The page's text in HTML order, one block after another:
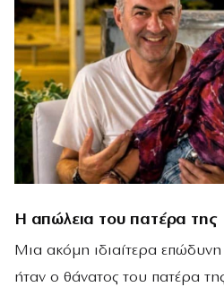
Η απώλεια του πατέρα της
Μια ακόμη ιδιαίτερα
ήταν ο θάνατος του πατέρα